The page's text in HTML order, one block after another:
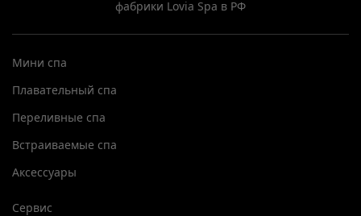
фабрики Lovia Spa в РФ
Мини спа
Плавательный спа
Переливные спа
Встраиваемые спа
Аксессуары
Сервис